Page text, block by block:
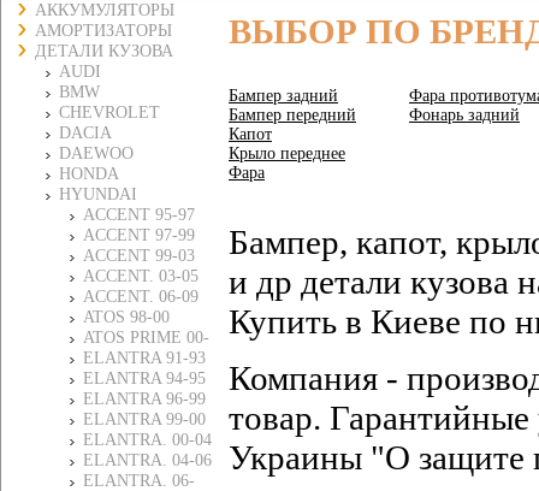
АККУМУЛЯТОРЫ
АМОРТИЗАТОРЫ
ДЕТАЛИ КУЗОВА
AUDI
BMW
CHEVROLET
DACIA
DAEWOO
HONDA
HYUNDAI
ACCENT 95-97
ACCENT 97-99
ACCENT 99-03
ACCENT. 03-05
ACCENT. 06-09
ATOS 98-00
ATOS PRIME 00-
ELANTRA 91-93
ELANTRA 94-95
ELANTRA 96-99
ELANTRA 99-00
ELANTRA. 00-04
ELANTRA. 04-06
ELANTRA. 06-
ВЫБОР ПО
Бампер задний
Бампер передний
Капот
Крыло переднее
Фара
Фара
Фонарь задний
Бампер, капот,
и др детали
Купить в Киеве по
Компания -
товар. Гарантийные
Украины "О защите